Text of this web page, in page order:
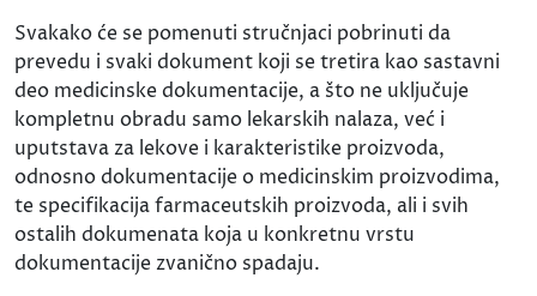
Svakako će se pomenuti stručnjaci pobrinuti da
prevedu i svaki dokument koji se tretira kao sastavni
deo medicinske dokumentacije, a što ne uključuje
kompletnu obradu samo lekarskih nalaza, već i
uputstava za lekove i karakteristike proizvoda,
odnosno dokumentacije o medicinskim proizvodima,
te specifikacija farmaceutskih proizvoda, ali i svih
ostalih dokumenata koja u konkretnu vrstu
dokumentacije zvanično spadaju.